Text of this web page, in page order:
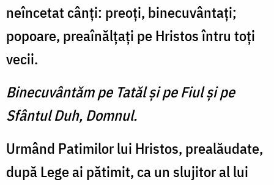
neîncetat cânţi: preoţi, binecuvântaţi;
popoare, preaînălţaţi pe Hristos întru toţi
vecii.
Binecuvântăm pe Tatăl şi pe Fiul şi pe
Sfântul Duh, Domnul.
Urmând Patimilor lui Hristos, prealăudate,
după Lege ai pătimit, ca un slujitor al lui